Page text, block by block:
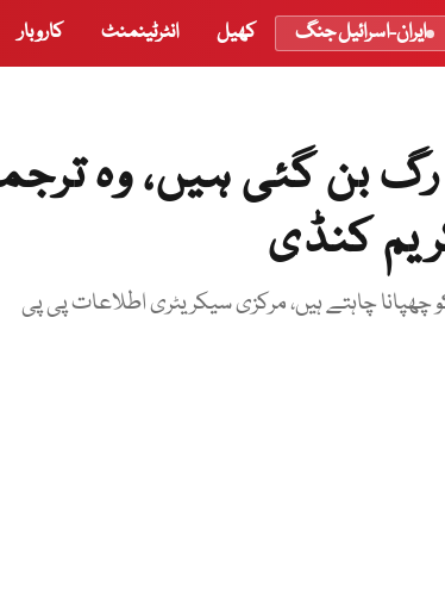
ایران-اسرائیل جنگ کھیل انٹرٹینمنٹ کاروبار
بن گئی ہیں، وہ
کنڈی
چاہتے ہیں، مرکزی سیکریٹری اطلاعات پی پی